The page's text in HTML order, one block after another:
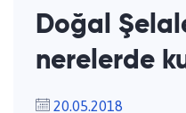
Doğal
nerelerde
20.05.2018